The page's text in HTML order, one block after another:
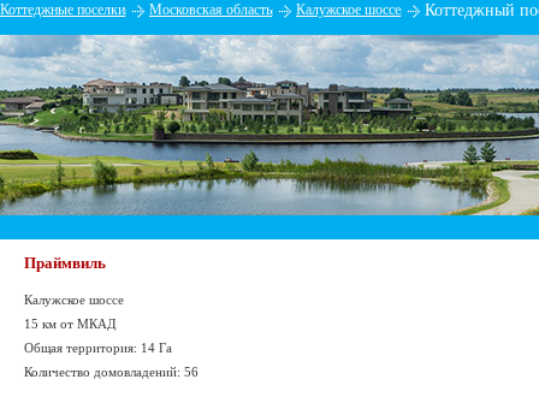
Коттеджные поселки Московская область Калужское шоссе Коттеджный
Праймвиль
Калужское шоссе
15 км от МКАД
Общая территория: 14 Га
Количество домовладений: 56